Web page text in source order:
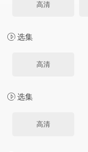
高清
选集
高清
选集
高清